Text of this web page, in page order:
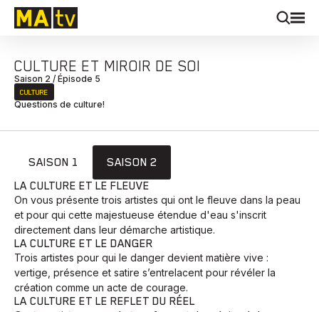
CULTURE ET MIROIR DE SOI
Saison 2 / Épisode 5
CULTURE
Questions de culture!
SAISON 1
SAISON 2
LA CULTURE ET LE FLEUVE
On vous présente trois artistes qui ont le fleuve dans la peau
et pour qui cette majestueuse étendue d'eau s'inscrit
directement dans leur démarche artistique.
LA CULTURE ET LE DANGER
Trois artistes pour qui le danger devient matière vive :
vertige, présence et satire s’entrelacent pour révéler la
création comme un acte de courage.
LA CULTURE ET LE REFLET DU RÉEL